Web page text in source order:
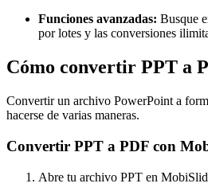
Funciones avanzadas: Busque
por lotes y las conversiones
Cómo convertir PPT a
Convertir un archivo PowerPoint a
hacerse de varias maneras.
Convertir PPT a PDF con
Abre tu archivo PPT en